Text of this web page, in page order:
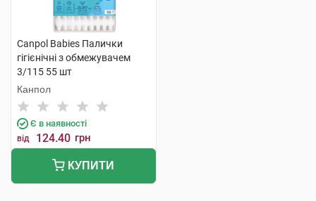
Canpol Babies Палички
гігієнічні з обмежувачем
3/115 55 шт
Канпол
Є в наявності
від 124.40 грн
КУПИТИ